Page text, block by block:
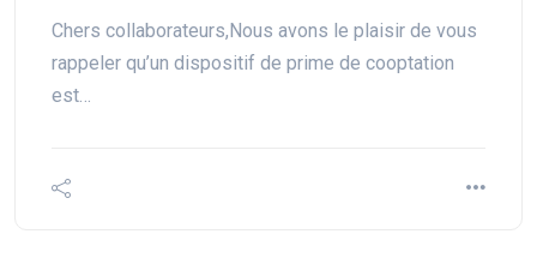
Chers collaborateurs,Nous avons le plaisir de vous
rappeler qu’un dispositif de prime de cooptation
est…